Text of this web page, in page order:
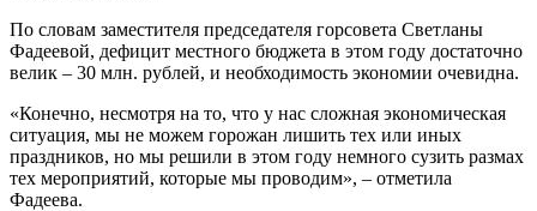
По словам заместителя председателя горсовета Светланы
Фадеевой, дефицит местного бюджета в этом году достаточно
велик – 30 млн. рублей, и необходимость экономии очевидна.
«Конечно, несмотря на то, что у нас сложная экономическая
ситуация, мы не можем горожан лишить тех или иных
праздников, но мы решили в этом году немного сузить размах
тех мероприятий, которые мы проводим», – отметила
Фадеева.